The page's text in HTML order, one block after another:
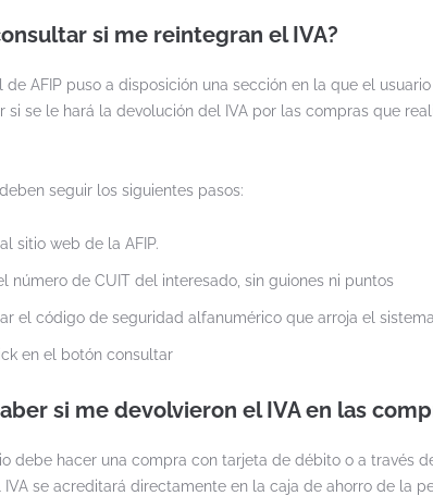
si me reintegran el IVA?
de AFIP puso a disposición una sección en la que el
si se le hará la devolución del IVA por las compras que
seguir los siguientes pasos:
sitio web de la AFIP.
número de CUIT del interesado, sin guiones ni puntos
el código de seguridad alfanumérico que arroja el sistema
en el botón consultar
si me devolvieron el IVA en las
debe hacer una compra con tarjeta de débito o a través
se acreditará directamente en la caja de ahorro de la